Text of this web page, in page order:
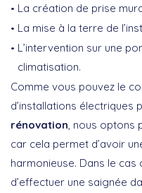
La création de prise
La mise à la terre de
L’intervention sur une
climatisation.
Comme vous pouvez le
d’installations électriques
rénovation , nous optons
car cela permet d’avoir
harmonieuse. Dans le
d’effectuer une saignée